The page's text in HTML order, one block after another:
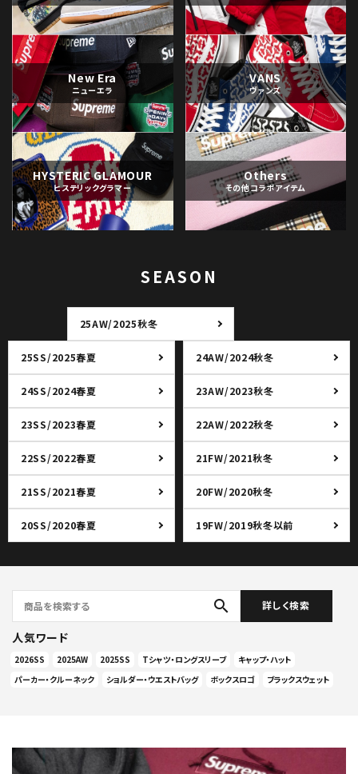
New Era
ニューエラ
VANS
ヴァンズ
HYSTERIC GLAMOUR
ヒステリックグラマー
Others
その他コラボアイテム
SEASON
25AW/2025秋冬
25SS/2025春夏 24AW/2024秋冬
24SS/2024春夏 23AW/2023秋冬
23SS/2023春夏 22AW/2022秋冬
22SS/2022春夏 21FW/2021秋冬
21SS/2021春夏 20FW/2020秋冬
20SS/2020春夏 19FW/2019秋冬以前
search 詳しく検索
人気ワード
2026SS 2025AW 2025SS Tシャツ・ロングスリーブ
キャップ・ハット
パーカー・クルーネック
ショルダー・ウエストバッグ ボックスロゴ ブラックスウェット